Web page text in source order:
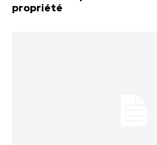
propriété